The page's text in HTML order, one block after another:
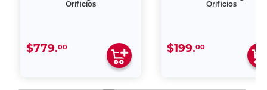
Orificios
$779.00
Orificios
$199.00